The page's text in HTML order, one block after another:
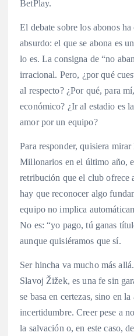
BetPlay.
El debate sobre los abonos
absurdo: el que se abona es
lo es. La consigna de “no
irracional. Pero, ¿por qué
al respecto? ¿Por qué, para
económico? ¿Ir al estadio es
amor por un equipo?
Para responder, quisiera
Millonarios en el último año,
retribución que el club ofrece
hay que reconocer algo
equipo no implica
No es: “yo pago, tú ganas
aunque quisiéramos que sí.
Ser hincha va mucho más
Slavoj Žižek, es una fe sin
se basa en certezas, sino en
incertidumbre. Creer pese a
la salvación o, en este caso,